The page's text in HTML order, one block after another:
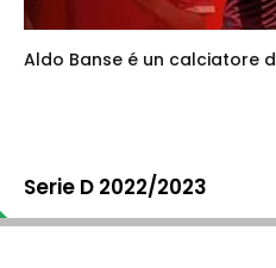
Aldo Banse é un calciatore
Serie D 2022/2023